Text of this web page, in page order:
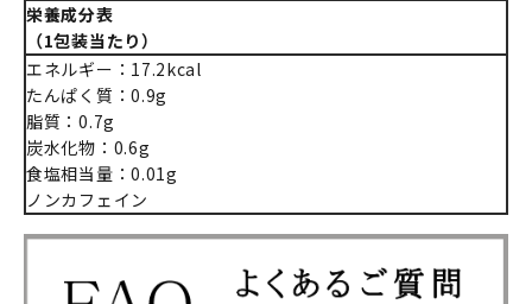
栄養成分表
（1包装当たり）
エネルギー：17.2kcal
たんぱく質：0.9g
脂質：0.7g
炭水化物：0.6g
食塩相当量：0.01g
ノンカフェイン